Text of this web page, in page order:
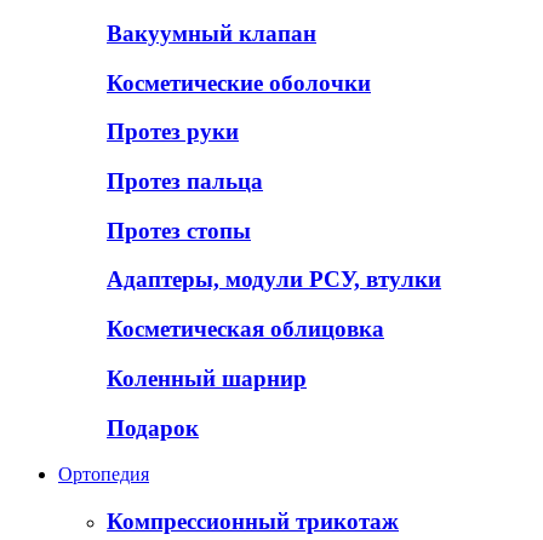
Вакуумный клапан
Косметические оболочки
Протез руки
Протез пальца
Протез стопы
Адаптеры, модули РСУ, втулки
Косметическая облицовка
Коленный шарнир
Подарок
Ортопедия
Компрессионный трикотаж